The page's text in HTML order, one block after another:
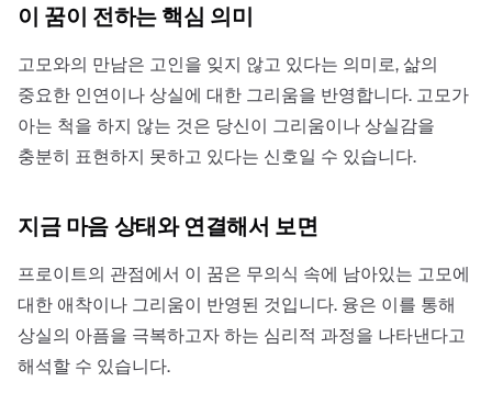
이 꿈이 전하는 핵심 의미
고모와의 만남은 고인을 잊지 않고 있다는 의미로, 삶의
중요한 인연이나 상실에 대한 그리움을 반영합니다. 고모가
아는 척을 하지 않는 것은 당신이 그리움이나 상실감을
충분히 표현하지 못하고 있다는 신호일 수 있습니다.
지금 마음 상태와 연결해서 보면
프로이트의 관점에서 이 꿈은 무의식 속에 남아있는 고모에
대한 애착이나 그리움이 반영된 것입니다. 융은 이를 통해
상실의 아픔을 극복하고자 하는 심리적 과정을 나타낸다고
해석할 수 있습니다.